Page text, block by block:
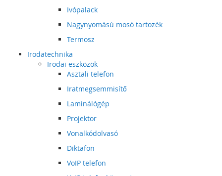
Ivópalack
Nagynyomású mosó tartozék
Termosz
Irodatechnika
Irodai eszközök
Asztali telefon
Iratmegsemmisítő
Laminálógép
Projektor
Vonalkódolvasó
Diktafon
VoIP telefon